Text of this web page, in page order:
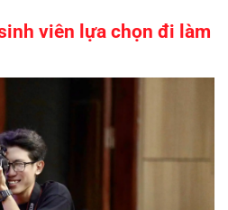
viên lựa chọn đi làm